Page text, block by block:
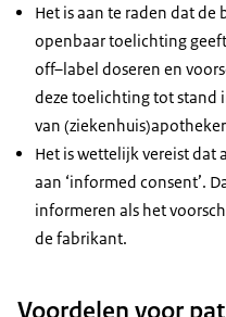
Het is aan te raden dat de
openbaar toelichting
off–label doseren en
deze toelichting tot stand
van
Het is wettelijk vereist dat
aan ‘informed consent’.
informeren als het
de fabrikant.
Voordelen voor